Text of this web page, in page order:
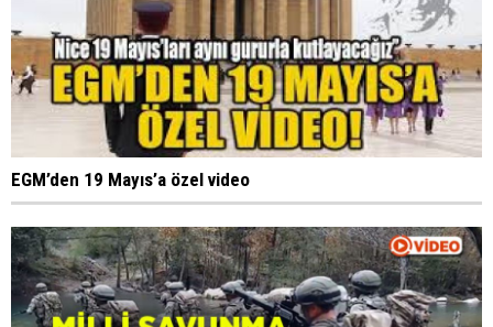
EGM’den 19 Mayıs’a özel video